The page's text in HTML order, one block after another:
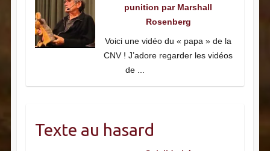
punition par Marshall
Rosenberg
Voici une vidéo du « papa » de la
CNV ! J’adore regarder les vidéos
de
Texte au hasard